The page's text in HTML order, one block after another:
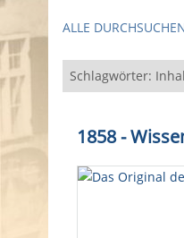
H
u
p
e
ALLE
Schlagwörter:
1858 -